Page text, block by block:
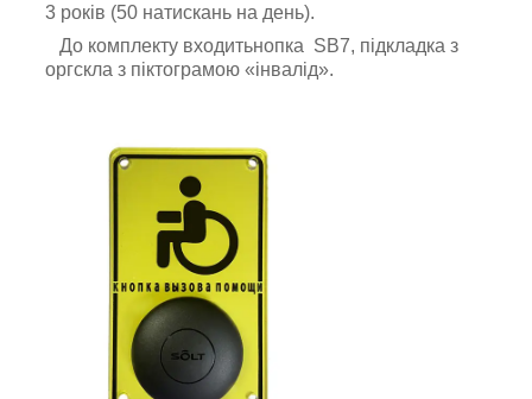
3 років (50 натискань на день).
До комплекту входитьнопка SB7, підкладка з
оргскла з піктограмою «інвалід».